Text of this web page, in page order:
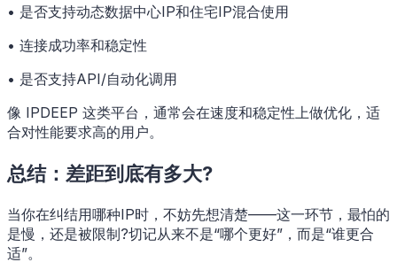
• 是否支持动态数据中心IP和住宅IP混合使用
• 连接成功率和稳定性
• 是否支持API/自动化调用
像 IPDEEP 这类平台，通常会在速度和稳定性上做优化，适
合对性能要求高的用户。
总结：差距到底有多大?
当你在纠结用哪种IP时，不妨先想清楚——这一环节，最怕的
是慢，还是被限制?切记从来不是“哪个更好”，而是“谁更合
适”。